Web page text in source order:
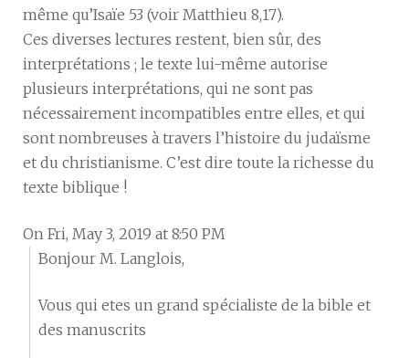
même qu’Isaïe 53 (voir Matthieu 8,17).
Ces diverses lectures restent, bien sûr, des
interprétations ; le texte lui-même autorise
plusieurs interprétations, qui ne sont pas
nécessairement incompatibles entre elles, et qui
sont nombreuses à travers l’histoire du judaïsme
et du christianisme. C’est dire toute la richesse du
texte biblique !
On Fri, May 3, 2019 at 8:50 PM
Bonjour M. Langlois,
Vous qui etes un grand spécialiste de la bible et
des manuscrits